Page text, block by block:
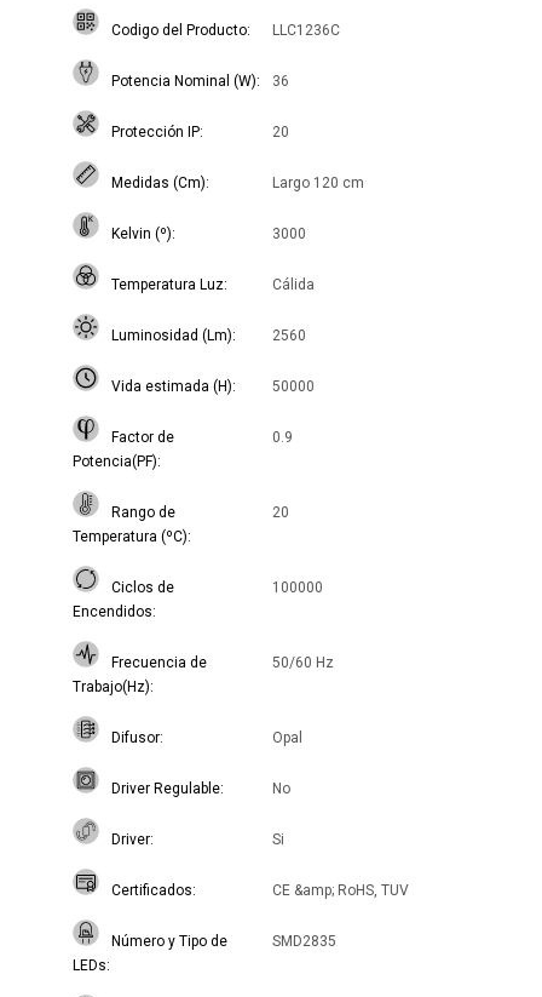
Codigo del Producto LLC1236C
Potencia Nominal (W) 36
Protección IP 20
Medidas (Cm) Largo 120 cm
Kelvin (º) 3000
Temperatura Luz Cálida
Luminosidad (Lm) 2560
Vida estimada (H) 50000
Factor de
Potencia(PF)
0.9
Rango de
Temperatura (ºC)
20
Ciclos de
Encendidos
100000
Frecuencia de
Trabajo(Hz)
50/60 Hz
Difusor Opal
Driver Regulable No
Driver Si
Certificados CE &amp; RoHS, TUV
Número y Tipo de
LEDs
SMD2835